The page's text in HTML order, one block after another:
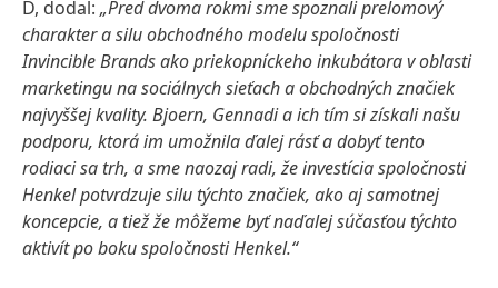
D, dodal: „Pred dvoma rokmi sme spoznali prelomový
charakter a silu obchodného modelu spoločnosti
Invincible Brands ako priekopníckeho inkubátora v oblasti
marketingu na sociálnych sieťach a obchodných značiek
najvyššej kvality. Bjoern, Gennadi a ich tím si získali našu
podporu, ktorá im umožnila ďalej rásť a dobyť tento
rodiaci sa trh, a sme naozaj radi, že investícia spoločnosti
Henkel potvrdzuje silu týchto značiek, ako aj samotnej
koncepcie, a tiež že môžeme byť naďalej súčasťou týchto
aktivít po boku spoločnosti Henkel.“